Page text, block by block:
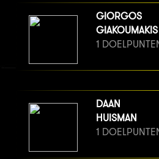
GIORGOS
GIAKOUMAKIS
1
DAAN
HUISMAN
1